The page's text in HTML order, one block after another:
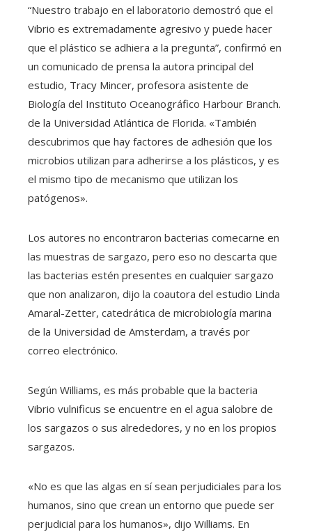
“Nuestro trabajo en el laboratorio demostró que el
Vibrio es extremadamente agresivo y puede hacer
que el plástico se adhiera a la pregunta”, confirmó en
un comunicado de prensa la autora principal del
estudio, Tracy Mincer, profesora asistente de
Biología del Instituto Oceanográfico Harbour Branch.
de la Universidad Atlántica de Florida. «También
descubrimos que hay factores de adhesión que los
microbios utilizan para adherirse a los plásticos, y es
el mismo tipo de mecanismo que utilizan los
patógenos».
Los autores no encontraron bacterias comecarne en
las muestras de sargazo, pero eso no descarta que
las bacterias estén presentes en cualquier sargazo
que non analizaron, dijo la coautora del estudio Linda
Amaral-Zetter, catedrática de microbiología marina
de la Universidad de Amsterdam, a través por
correo electrónico.
Según Williams, es más probable que la bacteria
Vibrio vulnificus se encuentre en el agua salobre de
los sargazos o sus alrededores, y no en los propios
sargazos.
«No es que las algas en sí sean perjudiciales para los
humanos, sino que crean un entorno que puede ser
perjudicial para los humanos», dijo Williams. En